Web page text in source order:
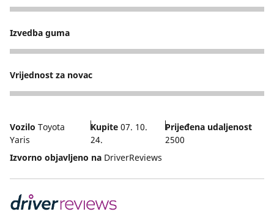
5
Izvedba guma
4
Vrijednost za novac
5
Vozilo Toyota
Yaris
Kupite07. 10.
24.
Prijeđena udaljenost
2500
Izvorno objavljeno na DriverReviews